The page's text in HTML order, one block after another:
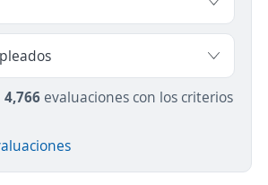
4,766 evaluaciones con los criterios